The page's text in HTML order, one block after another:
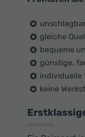
gleiche
bequeme
günstige,
individuelle
keine